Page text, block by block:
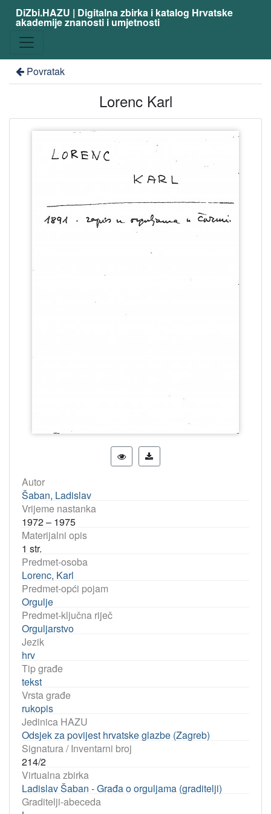
DiZbi.HAZU | Digitalna zbirka i katalog Hrvatske
akademije znanosti i umjetnosti
Povratak
Lorenc Karl
Autor
Šaban, Ladislav
Vrijeme nastanka
1972 – 1975
Materijalni opis
1 str.
Predmet-osoba
Lorenc, Karl
Predmet-opći pojam
Orgulje
Predmet-ključna riječ
Orguljarstvo
Jezik
hrv
Tip građe
tekst
Vrsta građe
rukopis
Jedinica HAZU
Odsjek za povijest hrvatske glazbe (Zagreb)
Signatura / Inventarni broj
214/2
Virtualna zbirka
Ladislav Šaban - Građa o orguljama (graditelji)
Graditelji-abeceda